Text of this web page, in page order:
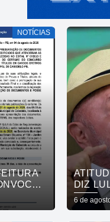
NOTÍCIAS
DA
DIZ
6 de